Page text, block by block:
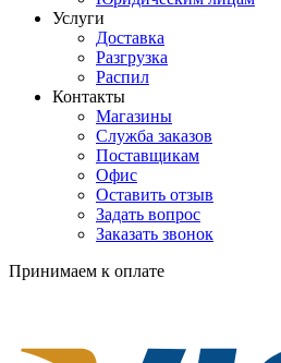
Услуги
Доставка
Разгрузка
Распил
Контакты
Магазины
Служба заказов
Поставщикам
Офис
Оставить отзыв
Задать вопрос
Заказать звонок
Принимаем к оплате